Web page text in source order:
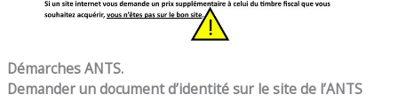
Démarches ANTS.
Demander un document d’identité sur le site de l’ANTS